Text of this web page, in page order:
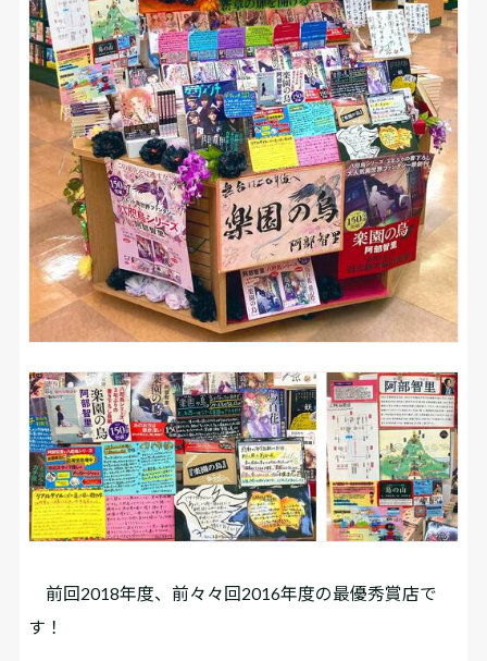
前回2018年度、前々々回2016年度の最優秀賞店で
す！